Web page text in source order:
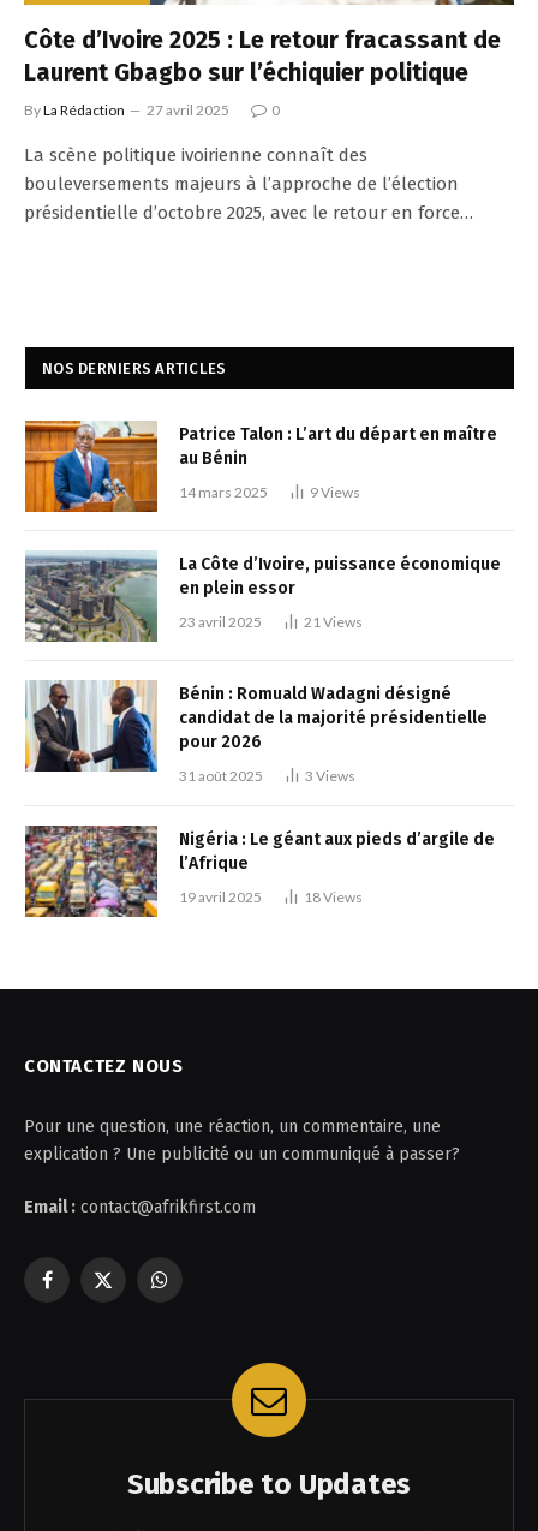
Côte d’Ivoire 2025 : Le retour fracassant de
Laurent Gbagbo sur l’échiquier politique
ByLa Rédaction 27 avril 2025 0
La scène politique ivoirienne connaît des
bouleversements majeurs à l’approche de l’élection
présidentielle d’octobre 2025, avec le retour en force…
NOS DERNIERS ARTICLES
Patrice Talon : L’art du départ en maître
au Bénin
14 mars 2025 9Views
La Côte d’Ivoire, puissance économique
en plein essor
23 avril 2025 21 Views
Bénin : Romuald Wadagni désigné
candidat de la majorité présidentielle
pour 2026
31 août 2025 3 Views
Nigéria : Le géant aux pieds d’argile de
l’Afrique
19 avril 2025 18Views
CONTACTEZ NOUS
Pour une question, une réaction, un commentaire, une
explication ? Une publicité ou un communiqué à passer?
Email : contact@afrikfirst.com
Facebook
X
WhatsApp
Subscribe to Updates